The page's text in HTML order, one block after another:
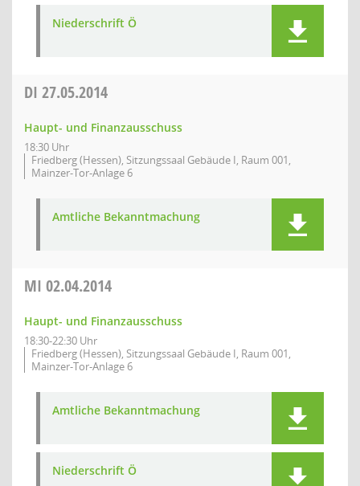
Niederschrift Ö
DI 27.05.2014
Haupt- und Finanzausschuss
18:30 Uhr
Friedberg (Hessen), Sitzungssaal Gebäude I, Raum 001,
Mainzer-Tor-Anlage 6
Amtliche Bekanntmachung
MI 02.04.2014
Haupt- und Finanzausschuss
18:30-22:30 Uhr
Friedberg (Hessen), Sitzungssaal Gebäude I, Raum 001,
Mainzer-Tor-Anlage 6
Amtliche Bekanntmachung
Niederschrift Ö